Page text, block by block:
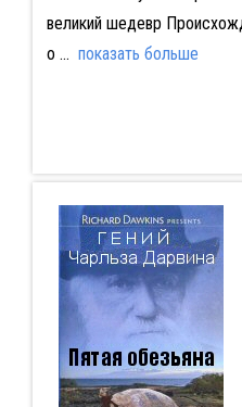
великий шедевр
о ... показать больше